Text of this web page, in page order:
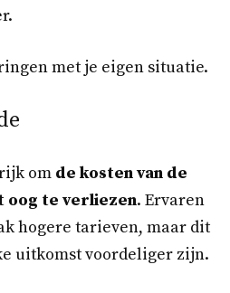
met je eigen situatie.
om de kosten van de
oog te verliezen. Ervaren
hogere tarieven, maar dit
uitkomst voordeliger zijn.